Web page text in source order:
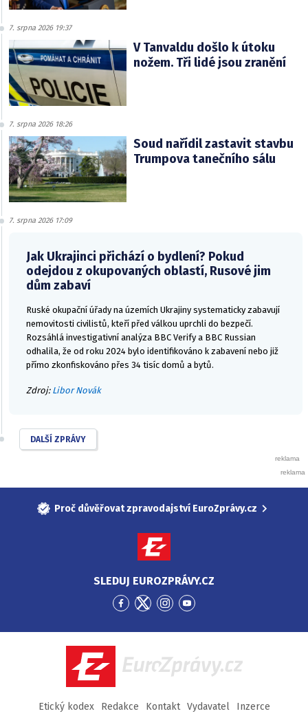
7. srpna 2026 19:37
V Tanvaldu došlo k útoku
nožem. Tři lidé jsou zranění
7. srpna 2026 18:26
Soud nařídil zastavit stavbu
Trumpova tanečního sálu
7. srpna 2026 17:09
Jak Ukrajinci přichází o bydlení? Pokud
odejdou z okupovaných oblastí, Rusové jim
dům zabaví
Ruské okupační úřady na územích Ukrajiny systematicky zabavují
nemovitosti civilistů, kteří před válkou uprchli do bezpečí.
Rozsáhlá investigativní analýza BBC Verify a BBC Russian
odhalila, že od roku 2024 bylo identifikováno k zabavení nebo již
přímo zkonfiskováno přes 34 tisíc domů a bytů.
Zdroj: Libor Novák
DALŠÍ ZPRÁVY
Proč důvěřovat zpravodajství EuroZprávy.cz
SLEDUJ EUROZPRÁVY.CZ
Přejít
Facebook
Přejít
Twitter
Přejít
Instagram
Přejít
YouTube
EuroZprávy.cz
Etický kodex Redakce Kontakt Vydavatel Inzerce